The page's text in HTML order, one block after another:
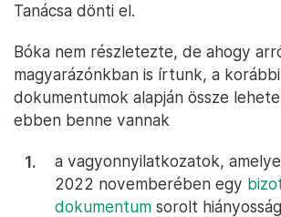
Tanácsa dönti el.
Bóka nem részletezte, de ahogy
magyarázónkban is írtunk, a
dokumentumok alapján össze
ebben benne vannak
a vagyonnyilatkozatok,
2022 novemberében egy
dokumentum sorolt